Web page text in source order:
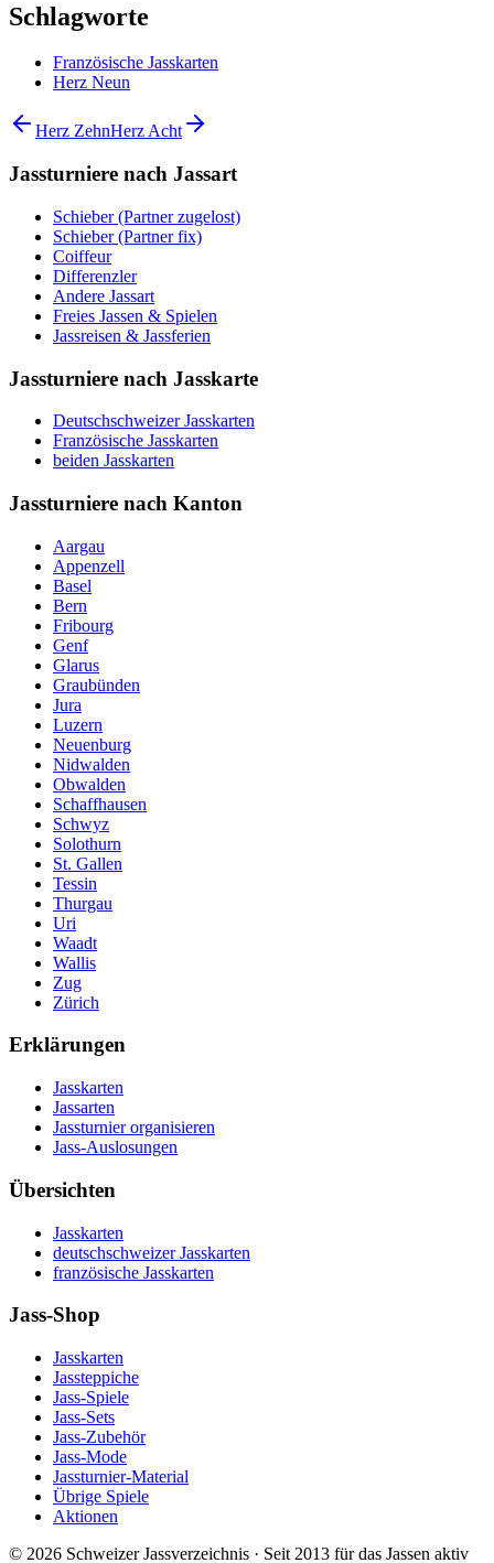
Schlagworte
Französische Jasskarten
Herz Neun
Herz ZehnHerz Acht
Jassturniere nach Jassart
Schieber (Partner zugelost)
Schieber (Partner fix)
Coiffeur
Differenzler
Andere Jassart
Freies Jassen & Spielen
Jassreisen & Jassferien
Jassturniere nach Jasskarte
Deutschschweizer Jasskarten
Französische Jasskarten
beiden Jasskarten
Jassturniere nach Kanton
Aargau
Appenzell
Basel
Bern
Fribourg
Genf
Glarus
Graubünden
Jura
Luzern
Neuenburg
Nidwalden
Obwalden
Schaffhausen
Schwyz
Solothurn
St. Gallen
Tessin
Thurgau
Uri
Waadt
Wallis
Zug
Zürich
Erklärungen
Jasskarten
Jassarten
Jassturnier organisieren
Jass-Auslosungen
Übersichten
Jasskarten
deutschschweizer Jasskarten
französische Jasskarten
Jass-Shop
Jasskarten
Jassteppiche
Jass-Spiele
Jass-Sets
Jass-Zubehör
Jass-Mode
Jassturnier-Material
Übrige Spiele
Aktionen
© 2026 Schweizer Jassverzeichnis · Seit 2013 für das Jassen aktiv